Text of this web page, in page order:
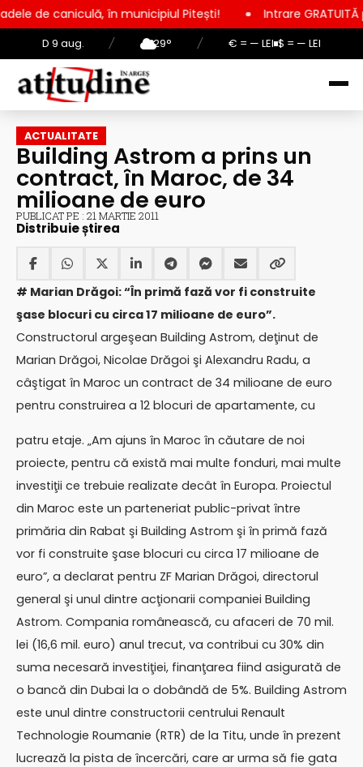
D 9 aug. / 29° / € = — LEI $ = — LEI
în municipiul Pitești! Intrare GRATUITĂ pentru copii,
ACTUALITATE
Building Astrom a prins un
contract, în Maroc, de 34
milioane de euro
PUBLICAT PE : 21 MARTIE 2011
Distribuie știrea
# Marian Drăgoi: “În primă fază vor fi construite
şase blocuri cu circa 17 milioane de euro”.
Constructorul argeşean Building Astrom, deţinut de
Marian Drăgoi, Nicolae Drăgoi şi Alexandru Radu, a
câştigat în Maroc un contract de 34 milioane de euro
pentru construirea a 12 blocuri de apartamente, cu
patru etaje. „Am ajuns în Maroc în căutare de noi
proiecte, pentru că există mai multe fonduri, mai multe
investiţii ce trebuie realizate decât în Europa. Proiectul
din Maroc este un parteneriat public-privat între
primăria din Rabat şi Building Astrom şi în primă fază
vor fi construite şase blocuri cu circa 17 milioane de
euro”, a declarat pentru ZF Marian Drăgoi, directorul
general şi unul dintre acţionarii companiei Building
Astrom. Compania românească, cu afaceri de 70 mil.
lei (16,6 mil. euro) anul trecut, va contribui cu 30% din
suma necesară investiţiei, finanţarea fiind asigurată de
o bancă din Dubai la o dobândă de 5%. Building Astrom
este unul dintre constructorii centrului Renault
Technologie Roumanie (RTR) de la Titu, unde în prezent
lucrează la pista de încercări, care ar urma să fie gata